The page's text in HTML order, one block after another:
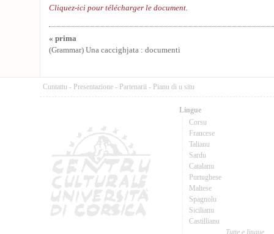
Cliquez-ici pour télécharger le document.
« prima
(Grammar) Una caccighjata : documenti
Cuntattu - Presentazione - Partenarii - Pianu di u situ
Lingue
Corsu
Francese
Talianu
Sardu
Catalanu
Purtughese
Maltese
Spagnolu
Sicilianu
Castillianu